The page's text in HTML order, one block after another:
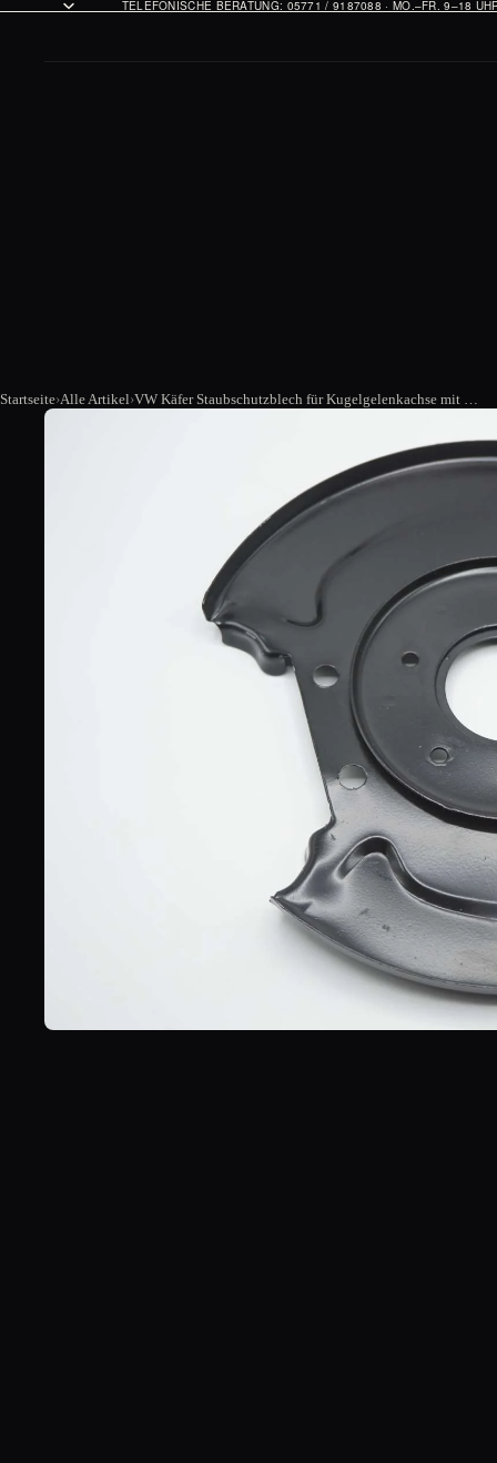
TELEFONISCHE BERATUNG: 05771 / 9187088 · MO.–FR. 9–18
Startseite Alle Artikel VW Käfer Staubschutzblech für Kugelgelenkachse mit Scheibenbremse